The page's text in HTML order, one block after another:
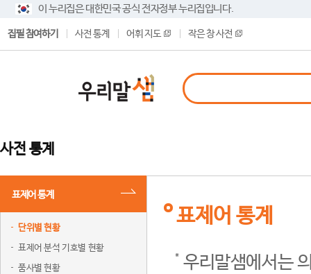
이 누리집은 대한민국 공식 전자정부 누리집입니다.
집필 참여하기 사전 통계 어휘 지도 작은 창 사전
사전 통계
표제어 통계
단위별 현황
표제어 분석 기호별 현황
품사별 현황
표제어 통계
우리말샘에서는